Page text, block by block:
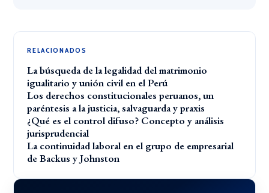
RELACIONADOS
La búsqueda de la legalidad del matrimonio
igualitario y unión civil en el Perú
Los derechos constitucionales peruanos, un
paréntesis a la justicia, salvaguarda y praxis
¿Qué es el control difuso? Concepto y análisis
jurisprudencial
La continuidad laboral en el grupo de empresarial
de Backus y Johnston